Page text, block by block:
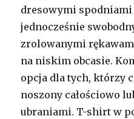
dresowymi
jednocześnie
zrolowanymi
na niskim obcasie.
opcja dla tych, którzy
noszony całościowo
ubraniami. T-shirt w